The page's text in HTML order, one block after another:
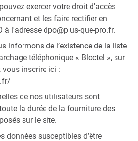
exercer votre droit d'accès
et les faire rectifier en
à l'adresse dpo@plus-que-pro.fr.
informons de l’existence de la liste
téléphonique « Bloctel », sur
vous inscrire ici :
de nos utilisateurs sont
la durée de la fourniture des
sur le site.
données susceptibles d’être